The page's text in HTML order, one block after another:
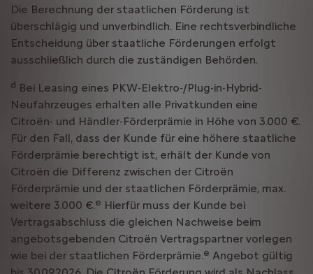
Die Berechnung der staatlichen Förderung ist
überschlägig und unverbindlich. Eine rechtsverbindliche
Entscheidung über staatliche Förderungen erfolgt
ausschließlich durch die zuständigen Behörden.
d Bei Leasing eines PKW-Elektro-/Plug-in-Hybrid-
Neufahrzeuges erhalten alle Privatkunden eine
Citroën- und Händler-Förderprämie in Höhe von 3.000 €.
Für den Fall, dass der Kunde für eine höhere staatliche
Förderprämie berechtigt ist, erhält der Kunde von
Citroën die Differenz zwischen der Citroën
Förderprämie und der staatlichen Förderprämie, max.
weitere 3.000 €.e Hierfür muss der Kunde bei
Vertragsabschluss die gleichen Nachweise beim
angebotsgebenden Citroën Vertragspartner vorlegen
wie bei der staatlichen Förderprämie.e Angebot gültig